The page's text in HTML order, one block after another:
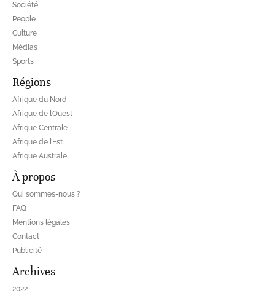
Société
People
Culture
Médias
Sports
Régions
Afrique du Nord
Afrique de l’Ouest
Afrique Centrale
Afrique de l’Est
Afrique Australe
À propos
Qui sommes-nous ?
FAQ
Mentions légales
Contact
Publicité
Archives
2022